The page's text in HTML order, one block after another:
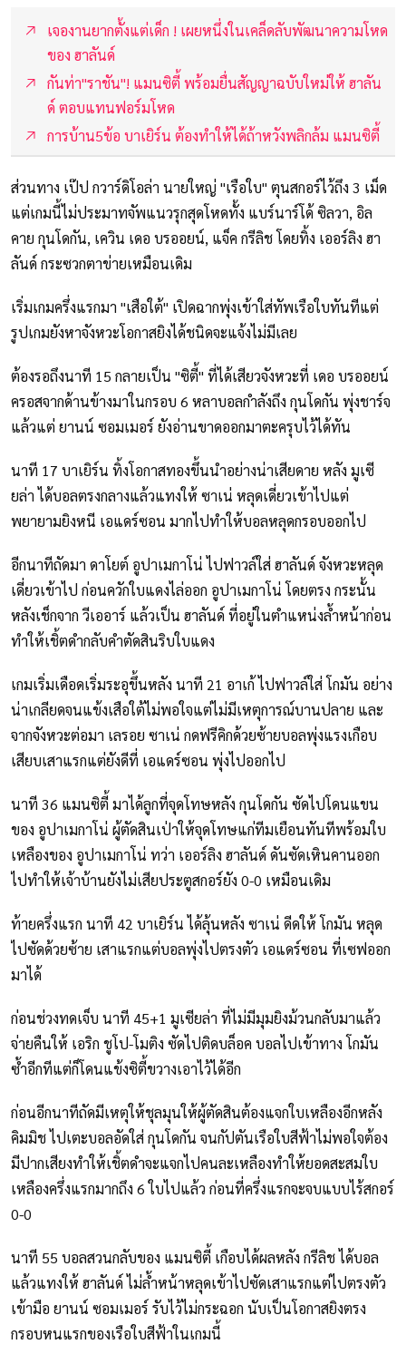
เจองานยากตั้งแต่เด็ก ! เผยหนึ่งในเคล็ดลับพัฒนาความโหด
ของ ฮาลันด์
กันท่า"ราชัน"! แมนซิตี้ พร้อมยื่นสัญญาฉบับใหม่ให้ ฮาลัน
ด์ ตอบแทนฟอร์มโหด
การบ้าน5ข้อ บาเยิร์น ต้องทำให้ได้ถ้าหวังพลิกล้ม แมนซิตี้
ส่วนทาง เป๊ป กวาร์ดิโอล่า นายใหญ่ "เรือใบ" ตุนสกอร์ไว้ถึง 3 เม็ด
แต่เกมนี้ไม่ประมาทจัพแนวรุกสุดโหดทั้ง แบร์นาร์โด้ ซิลวา, อิล
คาย กุนโดกัน, เควิน เดอ บรออยน์, แจ็ค กรีลิช โดยทิ้ง เออร์ลิง ฮา
ลันด์ กระซวกตาข่ายเหมือนเดิม
เริ่มเกมครึ่งแรกมา "เสือใต้" เปิดฉากพุ่งเข้าใส่ทัพเรือใบทันทีแต่
รูปเกมยังหาจังหวะโอกาสยิงได้ชนิดจะแจ้งไม่มีเลย
ต้องรอถึงนาที 15 กลายเป็น "ซิตี้" ที่ได้เสียวจังหวะที่ เดอ บรออยน์
ครอสจากด้านข้างมาในกรอบ 6 หลาบอลกำลังถึง กุนโดกัน พุ่งชาร์จ
แล้วแต่ ยานน์ ซอมเมอร์ ยังอ่านขาดออกมาตะครุบไว้ได้ทัน
นาที 17 บาเยิร์น ทิ้งโอกาสทองขึ้นนำอย่างน่าเสียดาย หลัง มูเซี
ยล่า ได้บอลตรงกลางแล้วแทงให้ ซาเน่ หลุดเดี่ยวเข้าไปแต่
พยายามยิงหนี เอแดร์ซอน มากไปทำให้บอลหลุดกรอบออกไป
อีกนาทีถัดมา ดาโยต์ อูปาเมกาโน่ ไปฟาวล์ใส่ ฮาลันด์ จังหวะหลุด
เดี่ยวเข้าไป ก่อนควักใบแดงไล่ออก อูปาเมกาโน่ โดยตรง กระนั้น
หลังเช็กจาก วีเออาร์ แล้วเป็น ฮาลันด์ ที่อยู่ในตำแหน่งล้ำหน้าก่อน
ทำให้เชิ้ตดำกลับคำตัดสินริบใบแดง
เกมเริ่มเดือดเริ่มระอุขึ้นหลัง นาที 21 อาเก้ ไปฟาวล์ใส่ โกมัน อย่าง
น่าเกลียดจนแข้งเสือใต้ไม่พอใจแต่ไม่มีเหตุการณ์บานปลาย และ
จากจังหวะต่อมา เลรอย ซาเน่ กดฟรีคิกด้วยซ้ายบอลพุ่งแรงเกือบ
เสียบเสาแรกแต่ยังดีที่ เอแดร์ซอน พุ่งไปออกไป
นาที 36 แมนซิตี้ มาได้ลูกที่จุดโทษหลัง กุนโดกัน ซัดไปโดนแขน
ของ อูปาเมกาโน่ ผู้ตัดสินเป่าให้จุดโทษแก่ทีมเยือนทันทีพร้อมใบ
เหลืองของ อูปาเมกาโน่ ทว่า เออร์ลิง ฮาลันด์ ดันซัดเหินคานออก
ไปทำให้เจ้าบ้านยังไม่เสียประตูสกอร์ยัง 0-0 เหมือนเดิม
ท้ายครึ่งแรก นาที 42 บาเยิร์น ได้ลุ้นหลัง ซาเน่ ดีดให้ โกมัน หลุด
ไปซัดด้วยซ้าย เสาแรกแต่บอลพุ่งไปตรงตัว เอแดร์ซอน ที่เซฟออก
มาได้
ก่อนช่วงทดเจ็บ นาที 45+1 มูเซียล่า ที่ไม่มีมุมยิงม้วนกลับมาแล้ว
จ่ายคืนให้ เอริก ชูโป-โมติง ซัดไปติดบล็อค บอลไปเข้าทาง โกมัน
ซ้ำอีกทีแต่ก็โดนแข้งซิตี้ขวางเอาไว้ได้อีก
ก่อนอีกนาทีถัดมีเหตุให้ชุลมุนให้ผู้ตัดสินต้องแจกใบเหลืองอีกหลัง
คิมมิช ไปเตะบอลอัดใส่ กุนโดกัน จนกัปตันเรือใบสีฟ้าไม่พอใจต้อง
มีปากเสียงทำให้เชิ้ตดำจะแจกไปคนละเหลืองทำให้ยอดสะสมใบ
เหลืองครึ่งแรกมากถึง 6 ใบไปแล้ว ก่อนที่ครึ่งแรกจะจบแบบไร้สกอร์
0-0
นาที 55 บอลสวนกลับของ แมนซิตี้ เกือบได้ผลหลัง กรีลิช ได้บอล
แล้วแทงให้ ฮาลันด์ ไม่ล้ำหน้าหลุดเข้าไปซัดเสาแรกแต่ไปตรงตัว
เข้ามือ ยานน์ ซอมเมอร์ รับไว้ไม่กระฉอก นับเป็นโอกาสยิงตรง
กรอบหนแรกของเรือใบสีฟ้าในเกมนี้